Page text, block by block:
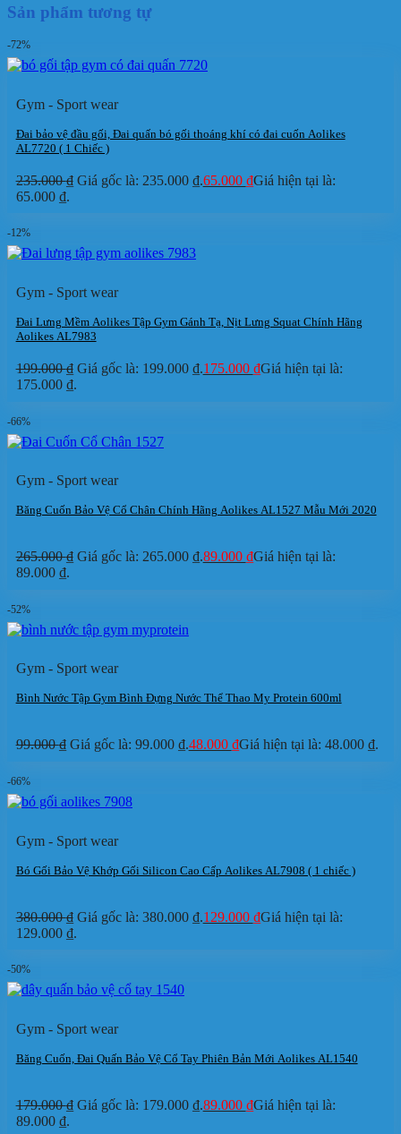
Sản phẩm tương tự
-72%
Gym - Sport wear
Đai bảo vệ đầu gối, Đai quấn bó gối thoáng khí có đai cuốn Aolikes
AL7720 ( 1 Chiếc )
235.000₫ Giá gốc là: 235.000 ₫.65.000 ₫Giá hiện tại là:
65.000 ₫.
-12%
Gym - Sport wear
Đai Lưng Mềm Aolikes Tập Gym Gánh Tạ, Nịt Lưng Squat Chính Hãng
Aolikes AL7983
199.000₫ Giá gốc là: 199.000 ₫.175.000 ₫Giá hiện tại là:
175.000 ₫.
-66%
Gym - Sport wear
Băng Cuốn Bảo Vệ Cổ Chân Chính Hãng Aolikes AL1527 Mẫu Mới 2020
265.000₫ Giá gốc là: 265.000 ₫.89.000 ₫Giá hiện tại là:
89.000 ₫.
-52%
Gym - Sport wear
Bình Nước Tập Gym Bình Đựng Nước Thể Thao My Protein 600ml
99.000₫ Giá gốc là: 99.000 ₫.48.000 ₫Giá hiện tại là: 48.000 ₫.
-66%
Gym - Sport wear
Bó Gối Bảo Vệ Khớp Gối Silicon Cao Cấp Aolikes AL7908 ( 1 chiếc )
380.000₫ Giá gốc là: 380.000 ₫.129.000 ₫Giá hiện tại là:
129.000 ₫.
-50%
Gym - Sport wear
Băng Cuốn, Đai Quấn Bảo Vệ Cổ Tay Phiên Bản Mới Aolikes AL1540
179.000₫ Giá gốc là: 179.000 ₫.89.000 ₫Giá hiện tại là:
89.000 ₫.